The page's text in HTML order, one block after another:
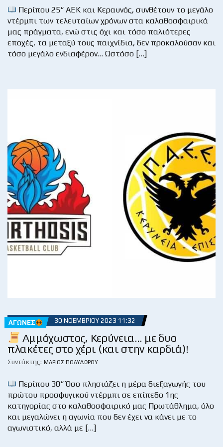
Περίπου 25“ ΑΕΚ και Κεραυνός, συνθέτουν το μεγάλο
ντέρμπι των τελευταίων χρόνων στα καλαθοσφαιρικά
μας πράγματα, ενώ στις όχι και τόσο παλιότερες
εποχές, τα μεταξύ τους παιχνίδια, δεν προκαλούσαν και
τόσο μεγάλο ενδιαφέρον… Ωστόσο […]
ΑΓΏΝΕΣ 30 ΝΟΕΜΒΡΊΟΥ 2023 11:32
Αμμόχωστος, Κερύνεια… με δυο
πλακέτες στο χέρι (και στην καρδιά)!
Συντάκτης: ΜΆΡΙΟΣ ΠΟΛΥΔΏΡΟΥ
Περίπου 30“ Όσο πλησιάζει η μέρα διεξαγωγής του
πρώτου προσφυγικού ντέρμπι σε επίπεδο 1ης
κατηγορίας στο καλαθοσφαιρικό μας Πρωτάθλημα, όλο
και μεγαλώνει η αγωνία που δεν έχει να κάνει με το
αγωνιστικό, αλλά με […]